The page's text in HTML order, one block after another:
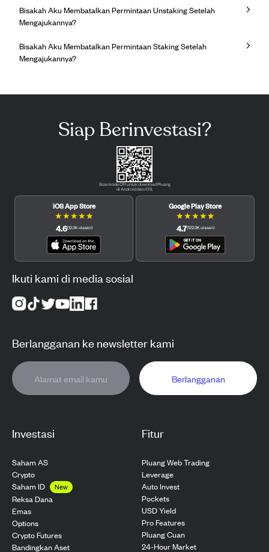
Bisakah Aku Membatalkan Permintaan Unstaking Setelah
Mengajukannya?
Bisakah Aku Membatalkan Permintaan Staking Setelah
Mengajukannya?
Investasi
Saham AS
Crypto
Saham ID
New
Reksa Dana
Emas
Options
Crypto Futures
Bandingkan Aset
Fitur
Pluang Web Trading
Leverage
Auto Invest
Pockets
USD Yield
Pro Features
Pluang Cuan
24-Hour Market
Siap Berinvestasi?
Scan kode QR untuk download Pluang
di Android dan iOS.
iOS App Store
★★★★★
4.6(12.3K ulasan)
Google Play Store
★★★★★
4.7(122.3K ulasan)
Ikuti kami di media sosial
Berlangganan ke newsletter kami
Berlangganan